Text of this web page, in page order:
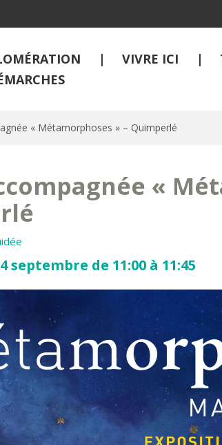
VIVRE ICI
« Métamorphoses » – Quimperlé
«
septembre de 11:00 à 11:45